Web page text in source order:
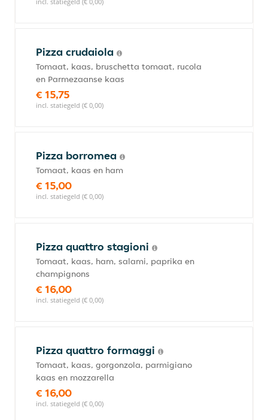
Pizza crudaiola
Tomaat, kaas, bruschetta tomaat, rucola
en Parmezaanse kaas
€ 15,75
incl. statiegeld (€ 0,00)
Pizza borromea
Tomaat, kaas en ham
€ 15,00
incl. statiegeld (€ 0,00)
Pizza quattro stagioni
Tomaat, kaas, ham, salami, paprika en
champignons
€ 16,00
incl. statiegeld (€ 0,00)
Pizza quattro formaggi
Tomaat, kaas, gorgonzola, parmigiano
kaas en mozzarella
€ 16,00
incl. statiegeld (€ 0,00)